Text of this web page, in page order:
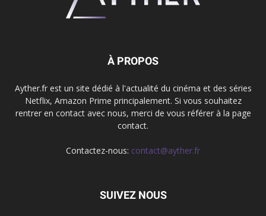
À PROPOS
Ayther.fr est un site dédié à l'actualité du cinéma et des séries
Netflix, Amazon Prime principalement. Si vous souhaitez
rentrer en contact avec nous, merci de vous référer à la page
contact.
Contactez-nous: contact@ayther.fr
SUIVEZ NOUS